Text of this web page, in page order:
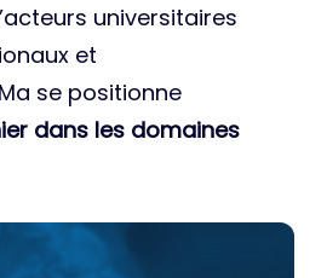
universitaires
et
se positionne
dans les domaines